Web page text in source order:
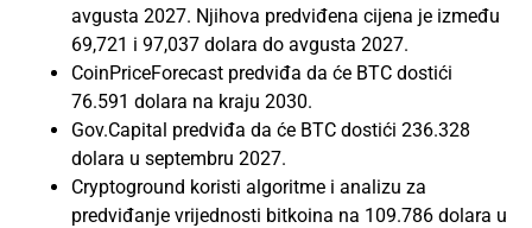
avgusta 2027. Njihova predviđena cijena je između
69,721 i 97,037 dolara do avgusta 2027.
CoinPriceForecast predviđa da će BTC dostići
76.591 dolara na kraju 2030.
Gov.Capital predviđa da će BTC dostići 236.328
dolara u septembru 2027.
Cryptoground koristi algoritme i analizu za
predviđanje vrijednosti bitkoina na 109.786 dolara u